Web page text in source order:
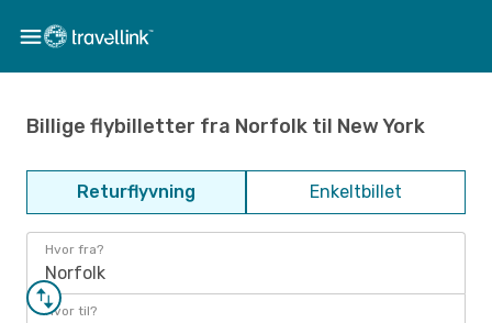
Billige flybilletter fra Norfolk til New York
Returflyvning Enkeltbillet
Hvor fra?
Norfolk
Hvor til?